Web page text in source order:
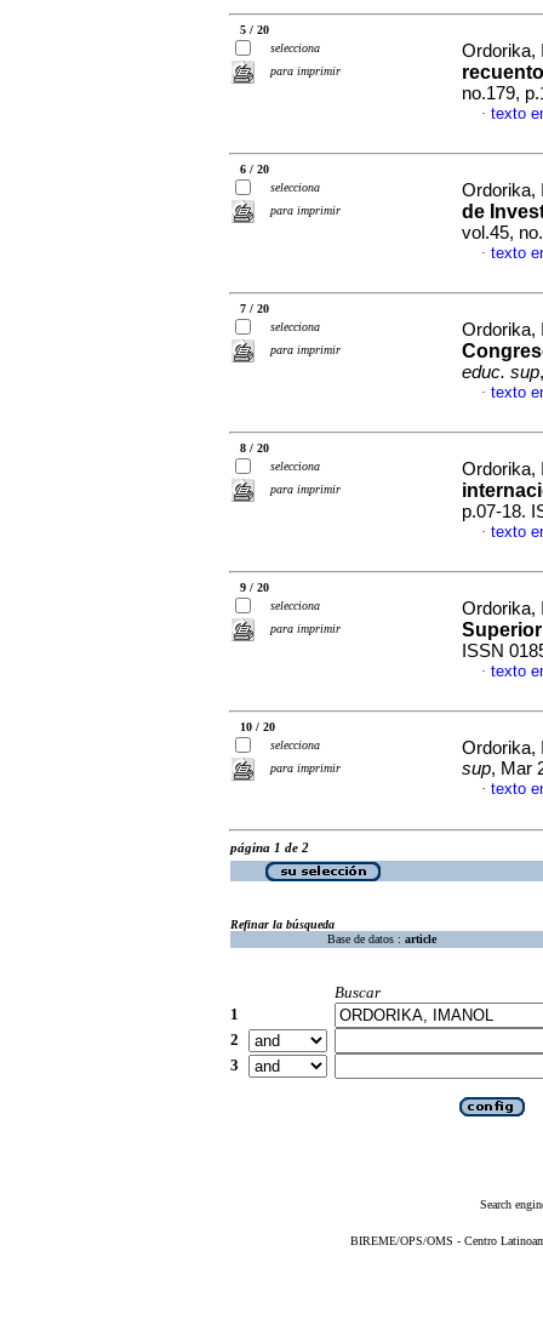
5 / 20
selecciona
para imprimir
Ordorika,
no.179,
· texto
6 / 20
selecciona
para imprimir
Ordorika,
de
vol.45,
· texto
7 / 20
selecciona
para imprimir
Ordorika,
educ. sup
· texto
8 / 20
selecciona
para imprimir
Ordorika,
p.07-18.
· texto
9 / 20
selecciona
para imprimir
Ordorika,
Superior
ISSN
· texto
10 / 20
selecciona
para imprimir
Ordorika,
sup, Mar
· texto
página 1 de 2
Refinar la búsqueda
Base de datos : article
Buscar
1
2
3
Search
BIREME/OPS/OMS - Centro